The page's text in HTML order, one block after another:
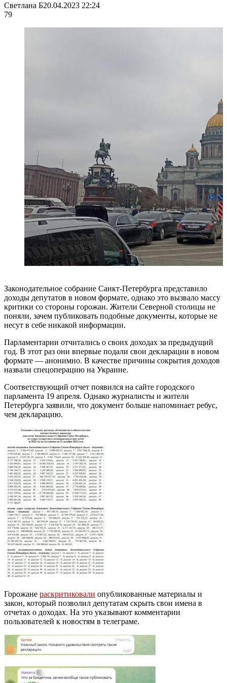
Светлана Б20.04.2023 22:24
79
Законодательное собрание Санкт-Петербурга представило
доходы депутатов в новом формате, однако это вызвало массу
критики со стороны горожан. Жители Северной столицы не
поняли, зачем публиковать подобные документы, которые не
несут в себе никакой информации.
Парламентарии отчитались о своих доходах за предыдущий
год. В этот раз они впервые подали свои декларации в новом
формате — анонимно. В качестве причины сокрытия доходов
назвали спецоперацию на Украине.
Соответствующий отчет появился на сайте городского
парламента 19 апреля. Однако журналисты и жители
Петербурга заявили, что документ больше напоминает ребус,
чем декларацию.
Горожане раскритиковали опубликованные материалы и
закон, который позволил депутатам скрыть свои имена в
отчетах о доходах. На это указывают комментарии
пользователей к новостям в телеграме.